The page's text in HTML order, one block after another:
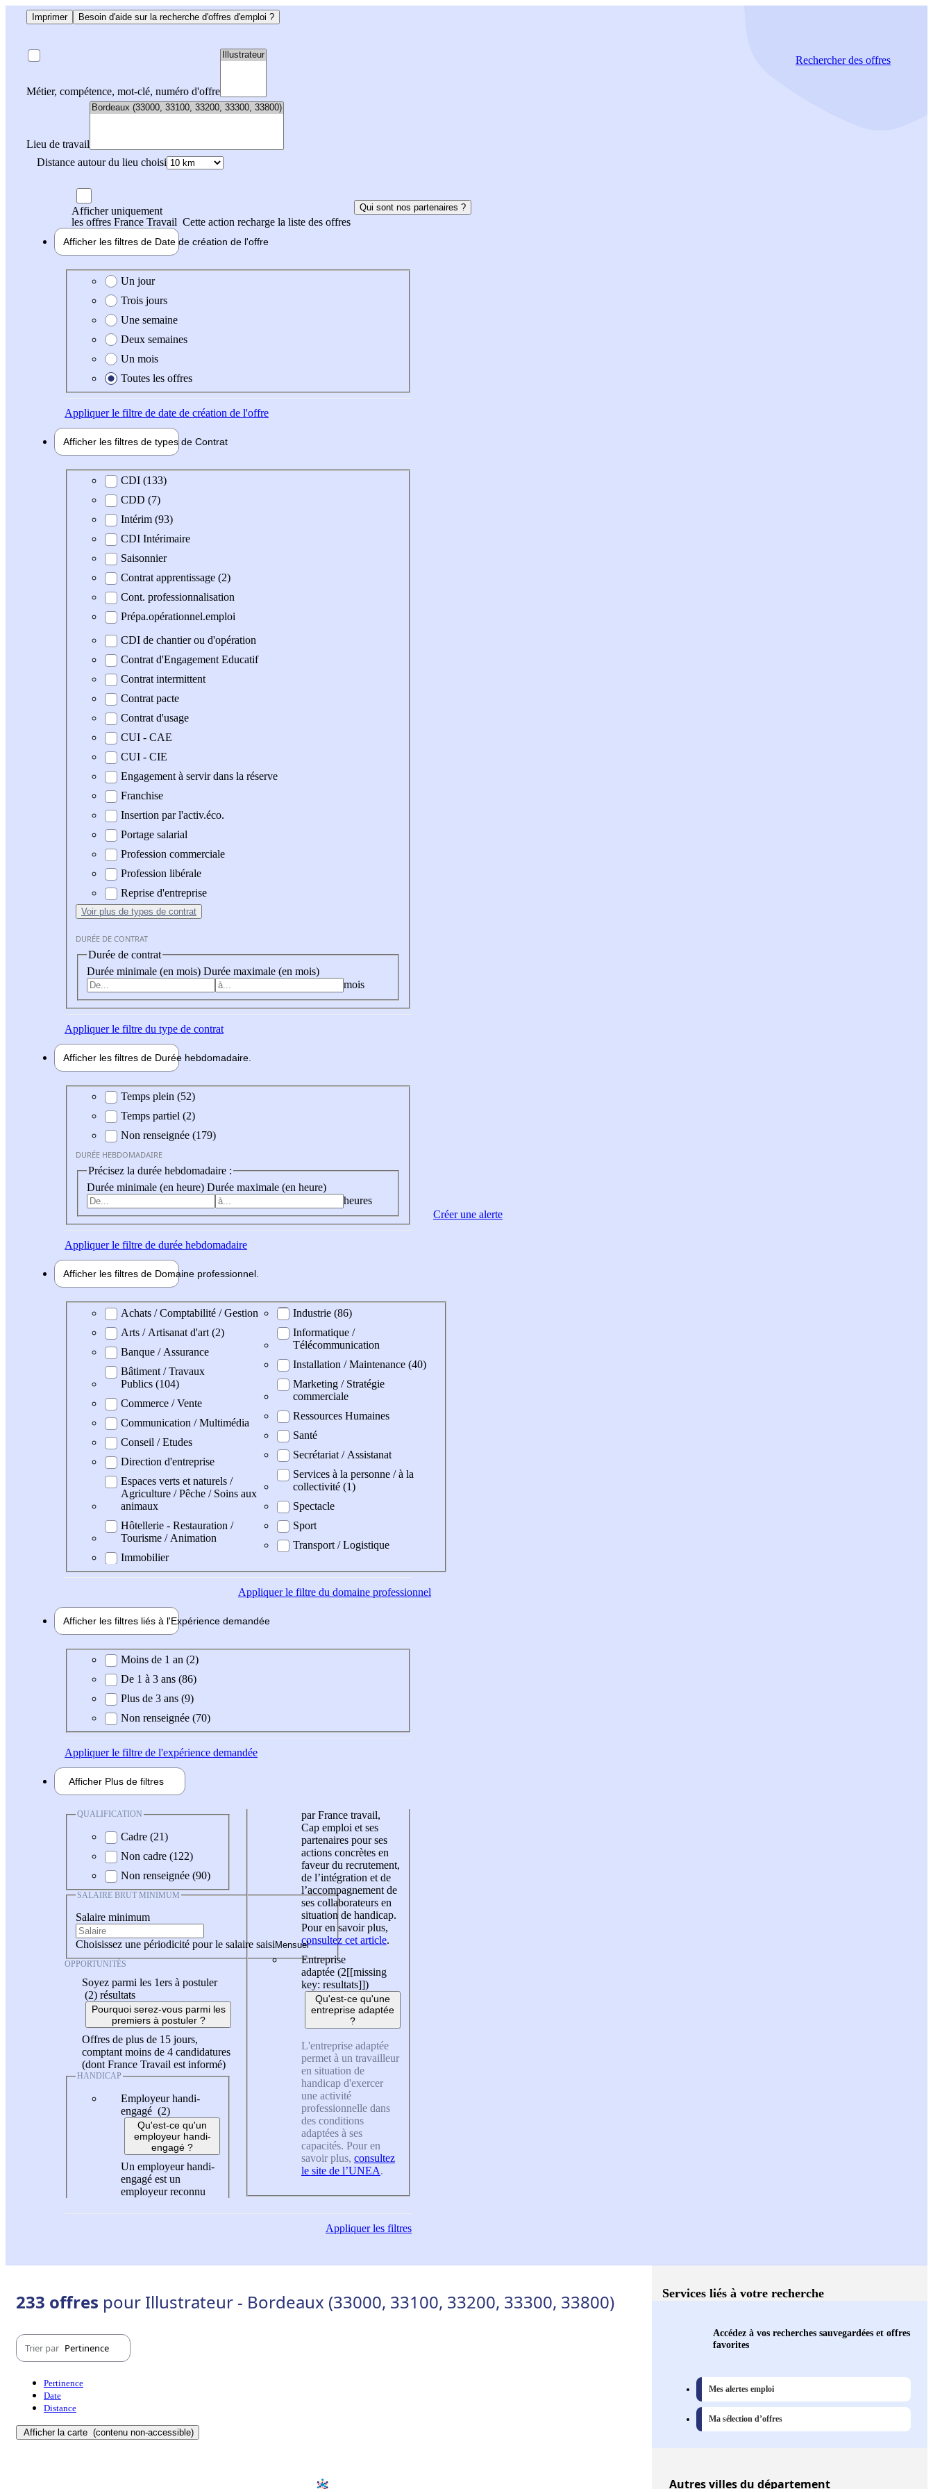
Imprimer Besoin d'aide sur la recherche d'offres d'emploi ?
Métier, compétence, mot-clé, numéro d'offre
Lieu de travail
Distance autour du lieu choisi
Rechercherdes offres
Afficher uniquement
les offres France Travail Cette action recharge la liste des offres
Qui sont nos partenaires ?
Afficher les filtres de Date de création de l'offre
Date de création de l'offre
Un jour
Trois jours
Une semaine
Deux semaines
Un mois
Toutes les offres
Appliquerle filtre de date de création de l'offre
Afficher les filtres de types de Contrat
Type de contratCDI (133)
CDD (7)
Intérim (93)
CDI Intérimaire
Saisonnier
Contrat apprentissage (2)
Cont. professionnalisation
Prépa.opérationnel.emploi
CDI de chantier ou d'opération
Contrat d'Engagement Educatif
Contrat intermittent
Contrat pacte
Contrat d'usage
CUI - CAE
CUI - CIE
Engagement à servir dans la réserve
Franchise
Insertion par l'activ.éco.
Portage salarial
Profession commerciale
Profession libérale
Reprise d'entreprise
Voir plus de types de contrat
DURÉE DE CONTRAT
Durée de contrat
Durée minimale (en mois) Durée maximale (en mois)
mois
Appliquerle filtre du type de contrat
Afficher les filtres de Durée hebdomadaire
Durée hebdomadaire
Temps plein (52)
Temps partiel (2)
Non renseignée (179)
DURÉE HEBDOMADAIRE
Précisez la durée hebdomadaire :
Durée minimale (en heure) Durée maximale (en heure)
heures
Appliquerle filtre de durée hebdomadaire
Afficher les filtres de Domaine professionnel
Domaine professionel
Achats / Comptabilité / Gestion
Arts / Artisanat d'art (2)
Banque / Assurance
Bâtiment / Travaux
Publics (104)
Commerce / Vente
Communication / Multimédia
Conseil / Etudes
Direction d'entreprise
Espaces verts et naturels /
Agriculture / Pêche / Soins aux
animaux
Hôtellerie - Restauration /
Tourisme / Animation
Immobilier
Industrie (86)
Informatique /
Télécommunication
Installation / Maintenance (40)
Marketing / Stratégie
commerciale
Ressources Humaines
Santé
Secrétariat / Assistanat
Services à la personne / à la
collectivité (1)
Spectacle
Sport
Transport / Logistique
Appliquerle filtre du domaine professionnel
Afficher les filtres liés à l'Expérience demandée
Expérience demandée
Moins de 1 an (2)
De 1 à 3 ans (86)
Plus de 3 ans (9)
Non renseignée (70)
Appliquerle filtre de l'expérience demandée
Afficher Plus de filtres
QUALIFICATION
Cadre (21)
Non cadre (122)
Non renseignée (90)
SALAIRE BRUT MINIMUM
Salaire minimum
Choisissez une périodicité pour le salaire saisi
OPPORTUNITÉS
Soyez parmi les 1ers à postuler
(2) résultats
Pourquoi serez-vous parmi les
premiers à postuler ?
Offres de plus de 15 jours,
comptant moins de 4 candidatures
(dont France Travail est informé)
HANDICAP
Employeur handi-
engagé (2)
Qu'est-ce qu'un
employeur handi-
engagé ?
Un employeur handi-
engagé est un
employeur reconnu
par France travail,
Cap emploi et ses
partenaires pour ses
actions concrètes en
faveur du recrutement,
de l’intégration et de
l’accompagnement de
ses collaborateurs en
situation de handicap.
Pour en savoir plus,
consultez cet article.
Entreprise
adaptée (2[[missing
key: resultats]])
Qu'est-ce qu'une
entreprise adaptée
?
L'entreprise adaptée
permet à un travailleur
en situation de
handicap d'exercer
une activité
professionnelle dans
des conditions
adaptées à ses
capacités. Pour en
savoir plus, consultez
le site de l’UNEA.
Appliquerles filtres
Créer une alerte
233 offres pour Illustrateur - Bordeaux (33000, 33100, 33200, 33300, 33800)
Trier par Pertinence
Pertinence
Date
Distance
Afficher la carte (contenu non-accessible)
Services liés à votre recherche
Accédez à vos recherches sauvegardées et offres
favorites
Mes alertes emploi
Ma sélection d’offres
Autresvillesdu département